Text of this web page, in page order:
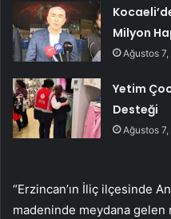
Milyon
Ağustos
Yetim
Desteği
Ağustos
“Erzincan’ın İliç ilçesinde
madeninde meydana gelen